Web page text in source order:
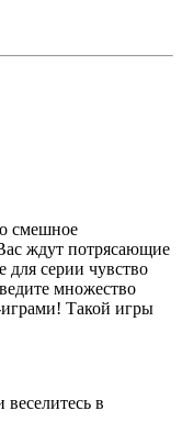
смешное
ждут потрясающие
для серии чувство
множество
Такой игры
в